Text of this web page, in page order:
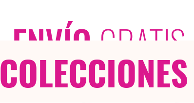
ENVÍO GRATIS
COLECCIONES